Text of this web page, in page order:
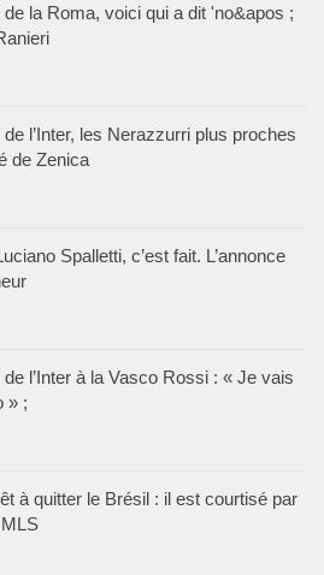
la Roma, voici qui a dit 'no&apos ;
l’Inter, les Nerazzurri plus proches
de Zenica
Spalletti, c’est fait. L’annonce
l’Inter à la Vasco Rossi : « Je vais
» ;
à quitter le Brésil : il est courtisé par